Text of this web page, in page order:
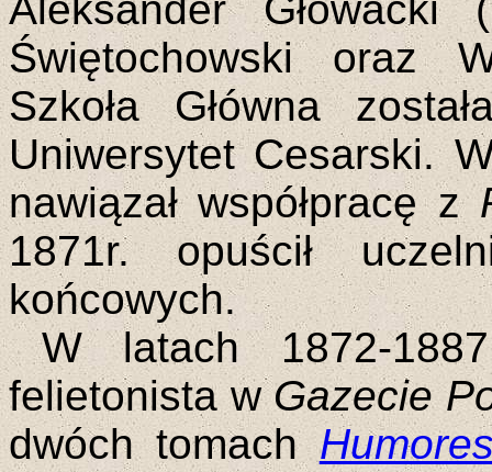
Świętochowski oraz
Szkoła Główna
Uniwersytet Cesarski.
nawiązał współpracę z
1871r. opuścił
końcowych.
W latach 1872-
felietonista wGazecie
dwóch tomach